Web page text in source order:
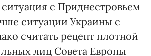
с Приднестровьем
ситуации Украины с
считать рецепт плотной
лиц Совета Европы